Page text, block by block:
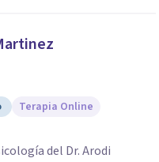
Terapia Online
del Dr. Arodi